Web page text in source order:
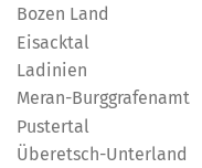
Bozen Land
Eisacktal
Ladinien
Meran-Burggrafenamt
Pustertal
Überetsch-Unterland